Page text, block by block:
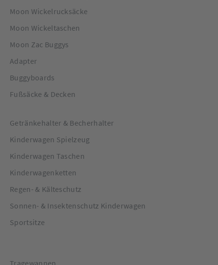
Moon Wickelrucksäcke
Moon Wickeltaschen
Moon Zac Buggys
Adapter
Buggyboards
Fußsäcke & Decken
Getränkehalter & Becherhalter
Kinderwagen Spielzeug
Kinderwagen Taschen
Kinderwagenketten
Regen- & Kälteschutz
Sonnen- & Insektenschutz Kinderwagen
Sportsitze
Tragewannen